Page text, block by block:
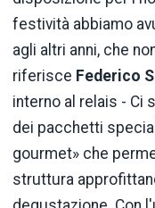
festività abbiamo
agli altri anni, che
riferisce Federico
interno al relais - Ci
dei pacchetti
gourmet» che
struttura